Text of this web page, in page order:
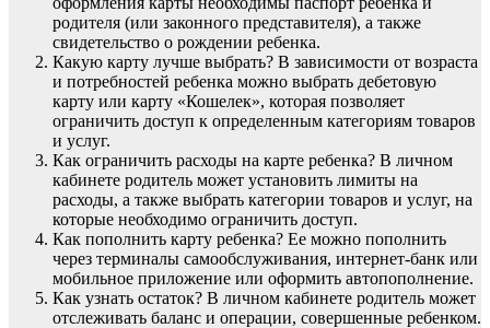
родителя (или законного представителя), а также
свидетельство о рождении ребенка.
Какую карту лучше выбрать? В зависимости от возраста
и потребностей ребенка можно выбрать дебетовую
карту или карту «Кошелек», которая позволяет
ограничить доступ к определенным категориям товаров
и услуг.
Как ограничить расходы на карте ребенка? В личном
кабинете родитель может установить лимиты на
расходы, а также выбрать категории товаров и услуг, на
которые необходимо ограничить доступ.
Как пополнить карту ребенка? Ее можно пополнить
через терминалы самообслуживания, интернет-банк или
мобильное приложение или оформить автопополнение.
Как узнать остаток? В личном кабинете родитель может
отслеживать баланс и операции, совершенные ребенком.